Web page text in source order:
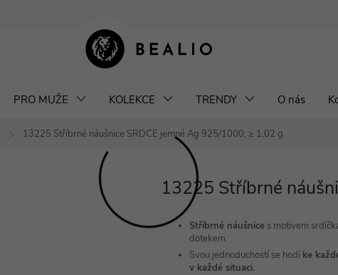
PRO MUŽE KOLEKCE TRENDY O nás
13225 Stříbrné náušnice SRDCE jemné Ag 925/1000; ≥ 1,02 g
13225 Stříbrné
Stříbrné náušnice s motivem
dotekem.
Svou jednoduchostí se hodí ke
v každé situaci.